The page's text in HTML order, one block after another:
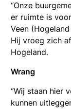
“Onze
er ruimte is
Veen
Hij vroeg zich
Hogeland.
Wrang
“Wij staan hier
kunnen